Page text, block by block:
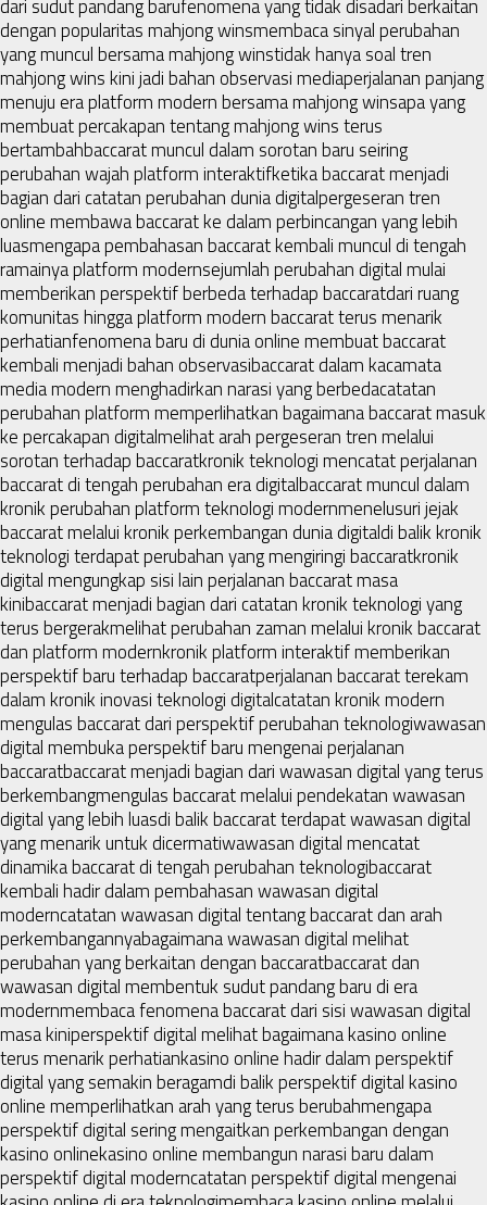
dari sudut pandang barufenomena yang tidak disadari berkaitan
dengan popularitas mahjong winsmembaca sinyal perubahan
yang muncul bersama mahjong winstidak hanya soal tren
mahjong wins kini jadi bahan observasi mediaperjalanan panjang
menuju era platform modern bersama mahjong winsapa yang
membuat percakapan tentang mahjong wins terus
bertambahbaccarat muncul dalam sorotan baru seiring
perubahan wajah platform interaktifketika baccarat menjadi
bagian dari catatan perubahan dunia digitalpergeseran tren
online membawa baccarat ke dalam perbincangan yang lebih
luasmengapa pembahasan baccarat kembali muncul di tengah
ramainya platform modernsejumlah perubahan digital mulai
memberikan perspektif berbeda terhadap baccaratdari ruang
komunitas hingga platform modern baccarat terus menarik
perhatianfenomena baru di dunia online membuat baccarat
kembali menjadi bahan observasibaccarat dalam kacamata
media modern menghadirkan narasi yang berbedacatatan
perubahan platform memperlihatkan bagaimana baccarat masuk
ke percakapan digitalmelihat arah pergeseran tren melalui
sorotan terhadap baccaratkronik teknologi mencatat perjalanan
baccarat di tengah perubahan era digitalbaccarat muncul dalam
kronik perubahan platform teknologi modernmenelusuri jejak
baccarat melalui kronik perkembangan dunia digitaldi balik kronik
teknologi terdapat perubahan yang mengiringi baccaratkronik
digital mengungkap sisi lain perjalanan baccarat masa
kinibaccarat menjadi bagian dari catatan kronik teknologi yang
terus bergerakmelihat perubahan zaman melalui kronik baccarat
dan platform modernkronik platform interaktif memberikan
perspektif baru terhadap baccaratperjalanan baccarat terekam
dalam kronik inovasi teknologi digitalcatatan kronik modern
mengulas baccarat dari perspektif perubahan teknologiwawasan
digital membuka perspektif baru mengenai perjalanan
baccaratbaccarat menjadi bagian dari wawasan digital yang terus
berkembangmengulas baccarat melalui pendekatan wawasan
digital yang lebih luasdi balik baccarat terdapat wawasan digital
yang menarik untuk dicermatiwawasan digital mencatat
dinamika baccarat di tengah perubahan teknologibaccarat
kembali hadir dalam pembahasan wawasan digital
moderncatatan wawasan digital tentang baccarat dan arah
perkembangannyabagaimana wawasan digital melihat
perubahan yang berkaitan dengan baccaratbaccarat dan
wawasan digital membentuk sudut pandang baru di era
modernmembaca fenomena baccarat dari sisi wawasan digital
masa kiniperspektif digital melihat bagaimana kasino online
terus menarik perhatiankasino online hadir dalam perspektif
digital yang semakin beragamdi balik perspektif digital kasino
online memperlihatkan arah yang terus berubahmengapa
perspektif digital sering mengaitkan perkembangan dengan
kasino onlinekasino online membangun narasi baru dalam
perspektif digital moderncatatan perspektif digital mengenai